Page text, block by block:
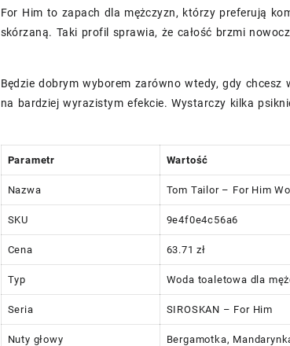
For Him to zapach dla mężczyzn, którzy preferują
skórzaną. Taki profil sprawia, że całość brzmi
Będzie dobrym wyborem zarówno wtedy, gdy
na bardziej wyrazistym efekcie. Wystarczy kilka
Parametr Wartość
Nazwa Tom Tailor – For Him
SKU 9e4f0e4c56a6
Cena 63.71 zł
Typ Woda toaletowa dla
Seria SIROSKAN – For Him
Nuty głowy Bergamotka,